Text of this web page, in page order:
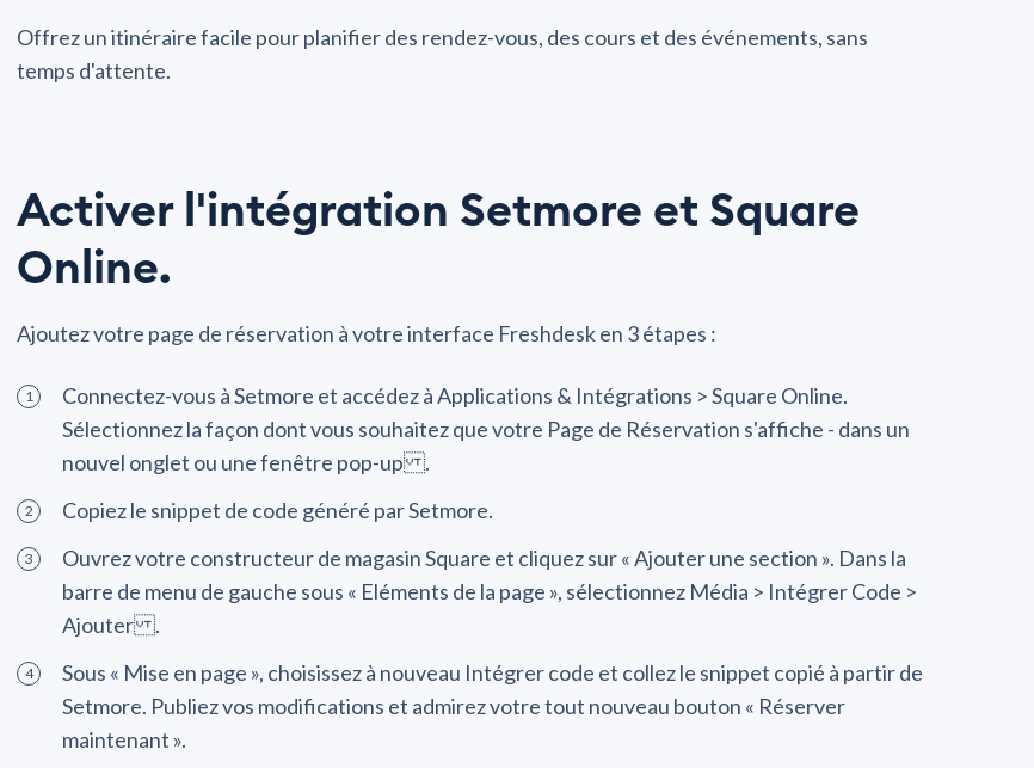
Offrez un itinéraire facile pour planifier des rendez-vous, des cours et des événements, sans
temps d'attente.
Activer l'intégration Setmore et Square
Online.
Ajoutez votre page de réservation à votre interface Freshdesk en 3 étapes :
Connectez-vous à Setmore et accédez à Applications & Intégrations > Square Online.
Sélectionnez la façon dont vous souhaitez que votre Page de Réservation s'affiche - dans un
nouvel onglet ou une fenêtre pop-up .
Copiez le snippet de code généré par Setmore.
Ouvrez votre constructeur de magasin Square et cliquez sur « Ajouter une section ». Dans la
barre de menu de gauche sous « Eléments de la page », sélectionnez Média > Intégrer Code >
Ajouter .
Sous « Mise en page », choisissez à nouveau Intégrer code et collez le snippet copié à partir de
Setmore. Publiez vos modifications et admirez votre tout nouveau bouton « Réserver
maintenant ».